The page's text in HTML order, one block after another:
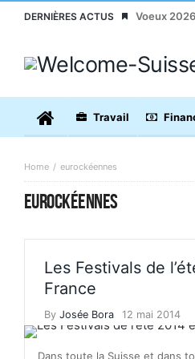
DERNIÈRES ACTUS Voeux
Travail
Home eurockéennes
EUROCKÉENNES
Les Festivals de
France
By Josée Bora 12 mai 2014
Dans toute la Suisse et dans